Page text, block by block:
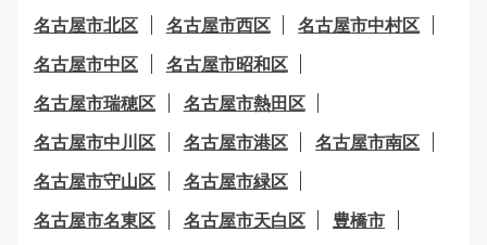
名古屋市北区
名古屋市西区
名古屋市中村区
名古屋市中区
名古屋市昭和区
名古屋市瑞穂区
名古屋市熱田区
名古屋市中川区
名古屋市港区
名古屋市南区
名古屋市守山区
名古屋市緑区
名古屋市名東区
名古屋市天白区
豊橋市